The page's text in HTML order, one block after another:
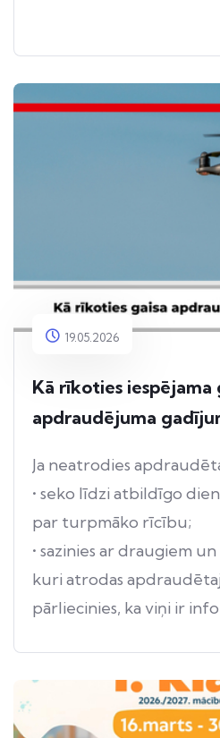
19.05.2026
Kā rīkoties iespējama
apdraudējuma
Ja neatrodies
• seko līdzi atbildīgo
par turpmāko rīcību;
• sazinies ar draugiem
kuri atrodas
pārliecinies, ka viņi ir